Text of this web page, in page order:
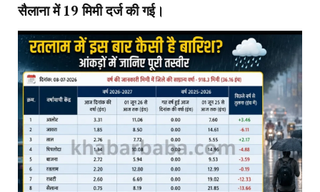
सैलाना में 19 मिमी दर्ज की गई।